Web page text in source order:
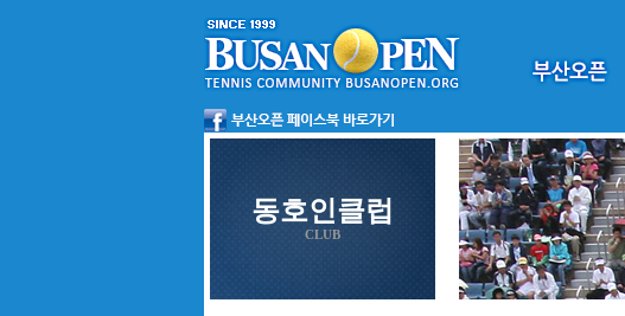
동호인클럽
CLUB